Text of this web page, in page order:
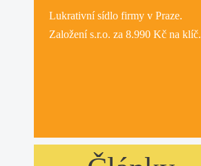
Lukrativnísídlo firmy v Praze.
Založení s.r.o. za 8.990 Kč na klíč.